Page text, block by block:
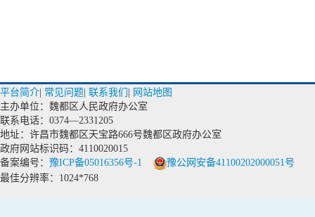
平台简介 常见问题 联系我们
网站地图
主办单位：魏都区人民政府办公室
联系电话：0374—2331205
地址：许昌市魏都区天宝路666号魏都区政府办公室
政府网站标识码：4110020015
备案编号： 豫ICP备05016356号-1
豫公网安备41100202000051号
最佳分辨率：1024*768